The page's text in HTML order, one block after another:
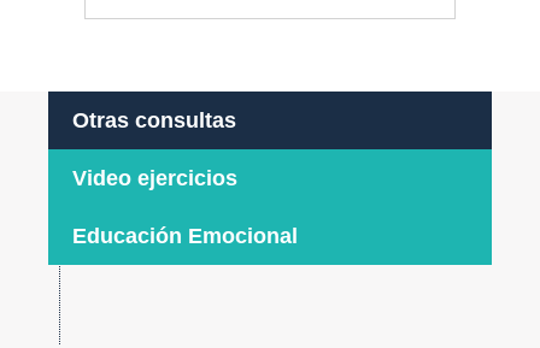
Otras consultas
Video ejercicios
Educación Emocional